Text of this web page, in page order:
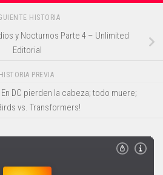
HISTORIA
y Nocturnos Parte 4 – Unlimited
Editorial
HISTORIA PREVIA
DC pierden la cabeza; todo muere;
vs. Transformers!